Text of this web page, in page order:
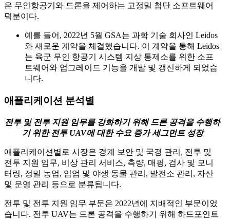
은 무인항공기와 드론을 제어하는 ​​고정밀 첨단 소프트웨어
덕분이다.
예를 들어, 2022년 5월 GSA는 과학 기술 회사인 Leidos
와 새로운 계약을 체결했습니다. 이 계약을 통해 Leidos
는 육군 무인 항공기 시스템 지상 통제소를 위한 소프
트웨어와 업그레이드 기능을 개발 및 갱신하게 되었습
니다.
애플리케이션 분석별
전투 및 전투 지원 임무를 강화하기 위해 드론 공격을 수행하
기 위한 전투 UAV에 대한 수요 증가 세그먼트 성장
애플리케이션별로 시장은 경계 보안 및 국경 관리, 전투 및
전투 지원 임무, 비상 관리 서비스, 측량, 매핑, 검사 및 모니
터링, 정밀 농업, 임업 및 야생 동물 관리, 발전소 관리, 자산
및 운영 관리 등으로 분류됩니다.
전투 및 전투 지원 임무 부문은 2022년에 지배적인 부문이었
습니다. 전투 UAV는 드론 공격을 수행하기 위해 하드포인트